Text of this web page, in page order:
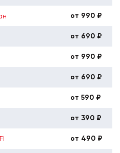
от 990 ₽
от 690 ₽
от 990 ₽
от 690 ₽
от 590 ₽
от 390 ₽
от 490 ₽